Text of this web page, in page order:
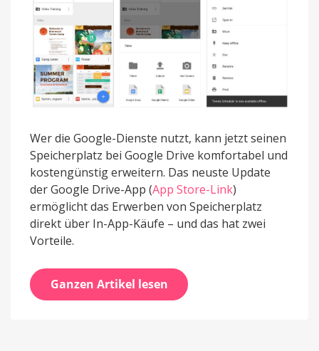
Wer die Google-Dienste nutzt, kann jetzt seinen
Speicherplatz bei Google Drive komfortabel und
kostengünstig erweitern. Das neuste Update
der Google Drive-App (App Store-Link)
ermöglicht das Erwerben von Speicherplatz
direkt über In-App-Käufe – und das hat zwei
Vorteile.
Ganzen Artikel lesen